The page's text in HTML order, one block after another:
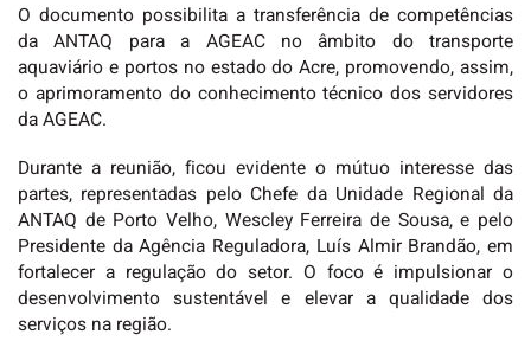
O documento possibilita a transferência de competências
da ANTAQ para a AGEAC no âmbito do transporte
aquaviário e portos no estado do Acre, promovendo, assim,
o aprimoramento do conhecimento técnico dos servidores
da AGEAC.
Durante a reunião, ficou evidente o mútuo interesse das
partes, representadas pelo Chefe da Unidade Regional da
ANTAQ de Porto Velho, Wescley Ferreira de Sousa, e pelo
Presidente da Agência Reguladora, Luís Almir Brandão, em
fortalecer a regulação do setor. O foco é impulsionar o
desenvolvimento sustentável e elevar a qualidade dos
serviços na região.